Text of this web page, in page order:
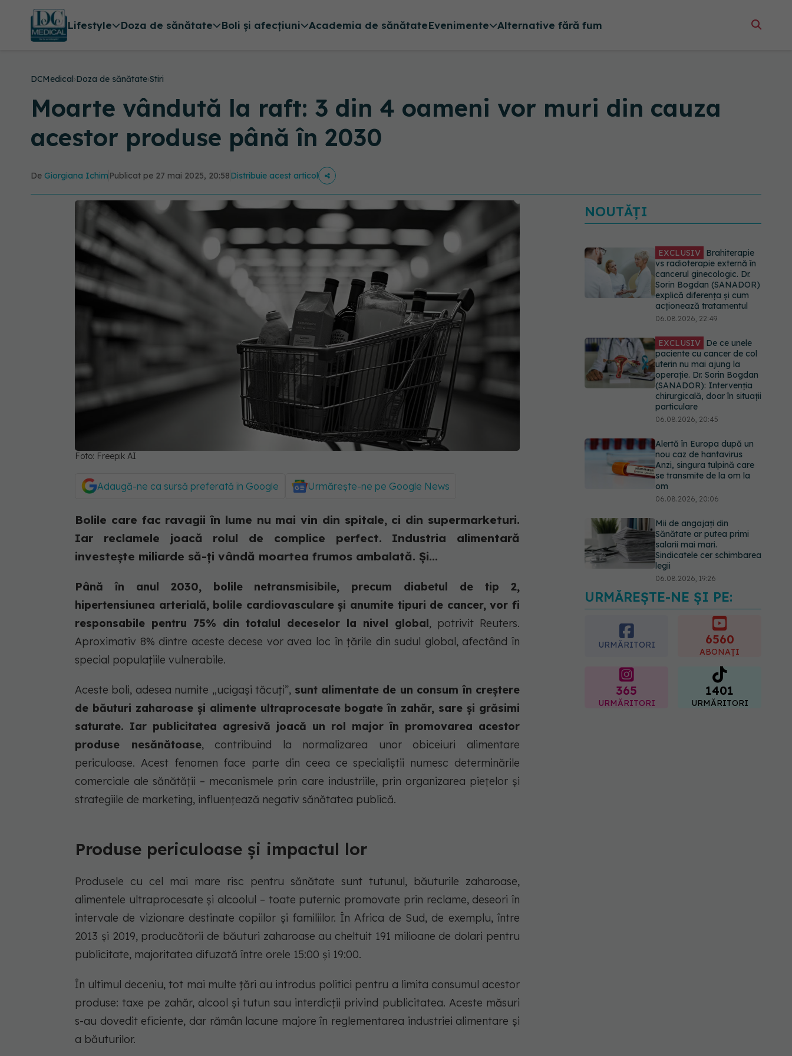
Lifestyle Doza de sănătate Boli și afecțiuni Academia de sănătateEvenimente Alternative fără fum
DCMedical›Doza de sănătate›Stiri
Moarte vândută la raft: 3 din 4 oameni vor muri din cauza
acestor produse până în 2030
De Giorgiana Ichim Publicat pe 27 mai 2025, 20:58Distribuie acest articol
Foto: Freepik AI
Adaugă-ne ca sursă preferată în Google Urmărește-ne pe Google News
Bolile care fac ravagii în lume nu mai vin din spitale, ci din supermarketuri.
Iar reclamele joacă rolul de complice perfect. Industria alimentară
investește miliarde să-ți vândă moartea frumos ambalată. Și...
Până în anul 2030, bolile netransmisibile, precum diabetul de tip 2,
hipertensiunea arterială, bolile cardiovasculare și anumite tipuri de cancer, vor fi
responsabile pentru 75% din totalul deceselor la nivel global, potrivit Reuters.
Aproximativ 8% dintre aceste decese vor avea loc în țările din sudul global, afectând în
special populațiile vulnerabile.
Aceste boli, adesea numite „ucigași tăcuți”, sunt alimentate de un consum în creștere
de băuturi zaharoase și alimente ultraprocesate bogate în zahăr, sare și grăsimi
saturate. Iar publicitatea agresivă joacă un rol major în promovarea acestor
produse nesănătoase, contribuind la normalizarea unor obiceiuri alimentare
periculoase. Acest fenomen face parte din ceea ce specialiștii numesc determinările
comerciale ale sănătății – mecanismele prin care industriile, prin organizarea piețelor și
strategiile de marketing, influențează negativ sănătatea publică.
Produse periculoase și impactul lor
Produsele cu cel mai mare risc pentru sănătate sunt tutunul, băuturile zaharoase,
alimentele ultraprocesate și alcoolul – toate puternic promovate prin reclame, deseori în
intervale de vizionare destinate copiilor și familiilor. În Africa de Sud, de exemplu, între
2013 și 2019, producătorii de băuturi zaharoase au cheltuit 191 milioane de dolari pentru
publicitate, majoritatea difuzată între orele 15:00 și 19:00.
În ultimul deceniu, tot mai multe țări au introdus politici pentru a limita consumul acestor
produse: taxe pe zahăr, alcool și tutun sau interdicții privind publicitatea. Aceste măsuri
s-au dovedit eficiente, dar rămân lacune majore în reglementarea industriei alimentare și
a băuturilor.
NOUTĂȚI
EXCLUSIV Brahiterapie
vs radioterapie externă în
cancerul ginecologic. Dr.
Sorin Bogdan (SANADOR)
explică diferența și cum
acționează tratamentul
06.08.2026, 22:49
EXCLUSIV De ce unele
paciente cu cancer de col
uterin nu mai ajung la
operație. Dr. Sorin Bogdan
(SANADOR): Intervenția
chirurgicală, doar în situații
particulare
06.08.2026, 20:45
Alertă în Europa după un
nou caz de hantavirus
Anzi, singura tulpină care
se transmite de la om la
om
06.08.2026, 20:06
Mii de angajați din
Sănătate ar putea primi
salarii mai mari.
Sindicatele cer schimbarea
legii
06.08.2026, 19:26
Alergia la ambrozie: 4
lucruri esențiale despre
simptome, prevenție și
tratament, explicate de dr.
Tudor Ciuhodaru
URMĂREȘTE-NE ȘI PE:
URMĂRITORI 6560
ABONAȚI
365
URMĂRITORI
1401
URMĂRITORI